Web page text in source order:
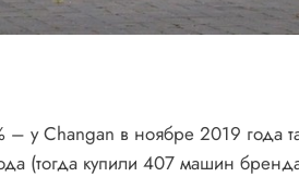
– у Changan в ноябре 2019 года
(тогда купили 407 машин